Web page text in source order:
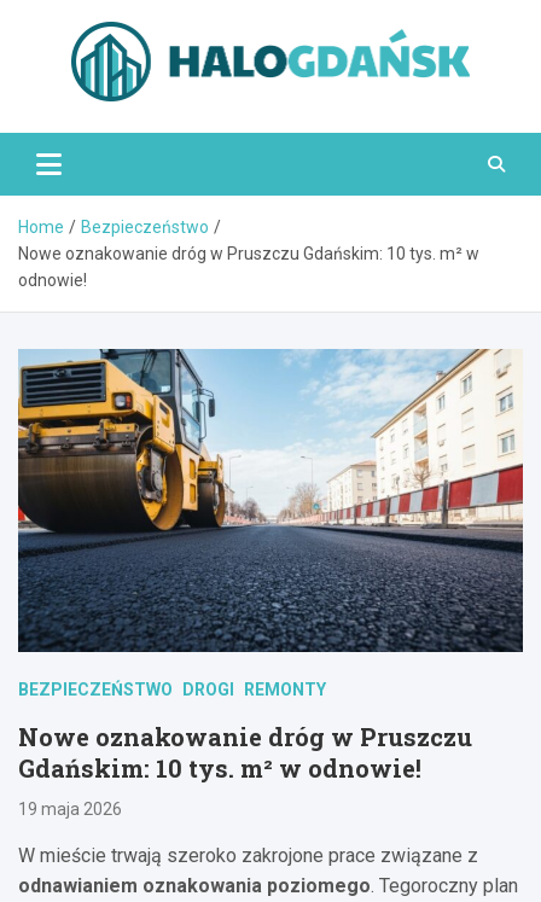
HaloGdańsk.pl
Home
Bezpieczeństwo
Nowe oznakowanie dróg w Pruszczu Gdańskim: 10 tys. m² w
odnowie!
BEZPIECZEŃSTWO DROGI REMONTY
Nowe oznakowanie dróg w Pruszczu
Gdańskim: 10 tys. m² w odnowie!
19 maja 2026
W mieście trwają szeroko zakrojone prace związane z
odnawianiem oznakowania poziomego. Tegoroczny plan